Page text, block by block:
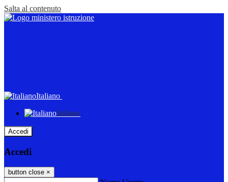
Salta al contenuto
Italiano
Italiano
Accedi
Accedi
button close ×